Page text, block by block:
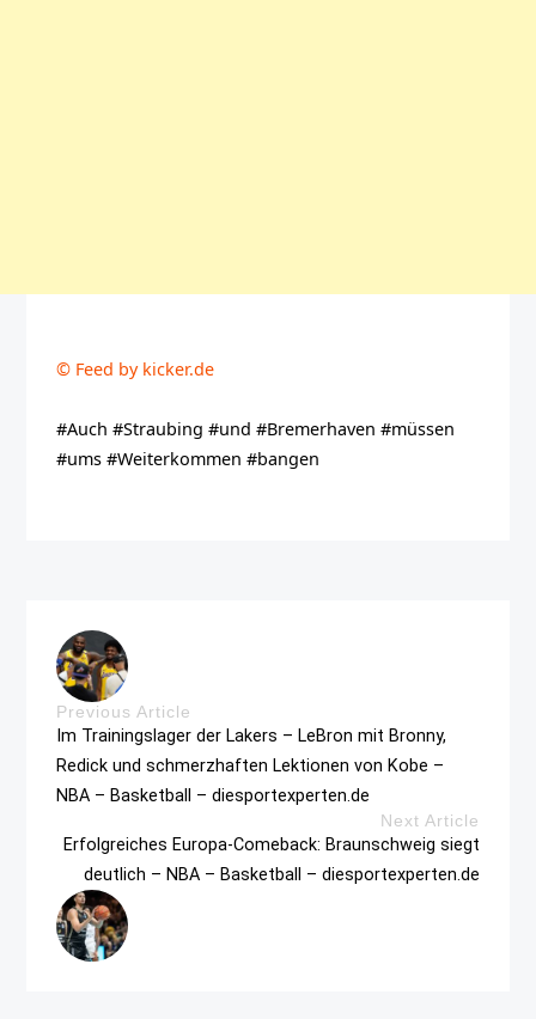
© Feed by kicker.de
#Auch #Straubing #und #Bremerhaven #müssen
#ums #Weiterkommen #bangen
Previous Article
Im Trainingslager der Lakers – LeBron mit Bronny,
Redick und schmerzhaften Lektionen von Kobe –
NBA – Basketball – diesportexperten.de
Next Article
Erfolgreiches Europa-Comeback: Braunschweig siegt
deutlich – NBA – Basketball – diesportexperten.de